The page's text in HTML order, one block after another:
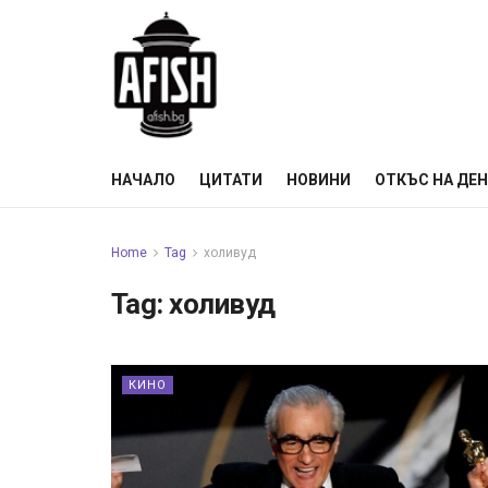
НАЧАЛО ЦИТАТИ НОВИНИ ОТКЪС НА
Home Tag холивуд
Tag:холивуд
КИНО